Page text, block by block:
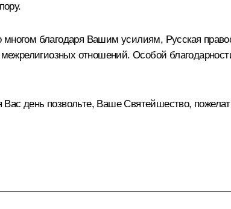
многом благодаря Вашим усилиям, Русская
отношений. Особой
день позвольте, Ваше Святейшество,